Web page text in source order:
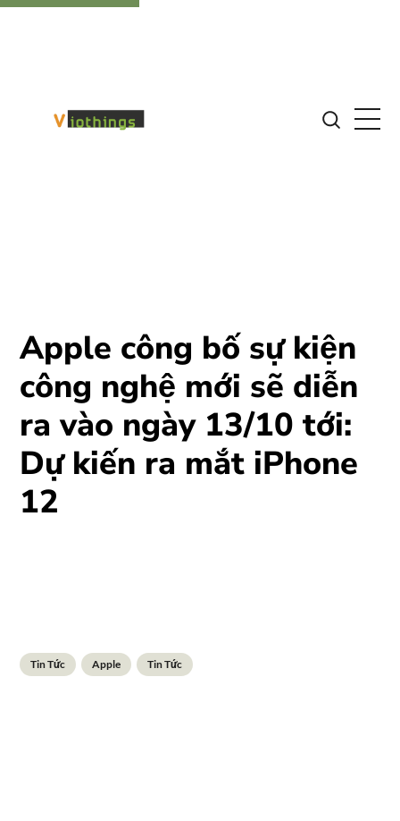
Apple công bố sự kiện
công nghệ mới sẽ diễn
ra vào ngày 13/10 tới:
Dự kiến ra mắt iPhone
12
Tin Tức Apple Tin Tức